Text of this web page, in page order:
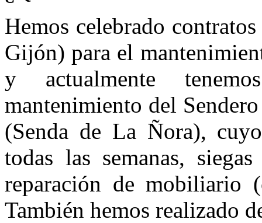
Hemos celebrado
Gijón) para el
y actualmente
mantenimiento del
(Senda de La Ñora),
todas las semanas,
reparación de mobiliario
También hemos realizado